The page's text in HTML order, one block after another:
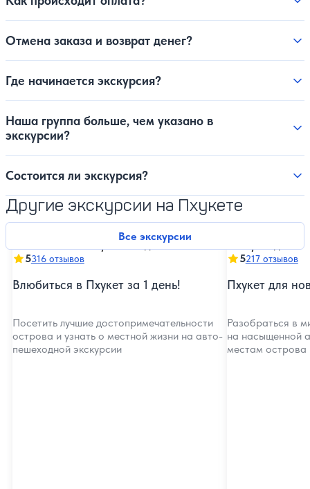
Отмена заказа и возврат денег?
Где начинается экскурсия?
Наша группа больше, чем указано в
экскурсии?
Состоится ли экскурсия?
Другие экскурсии на Пхукете
Все экскурсии
5316 отзывов
Влюбиться в Пхукет за 1 день!
Посетить лучшие достопримечательности
острова и узнать о местной жизни на авто-
пешеходной экскурсии
5217 отзывов
Пхукет для
Разобраться в
на насыщенной
местам острова